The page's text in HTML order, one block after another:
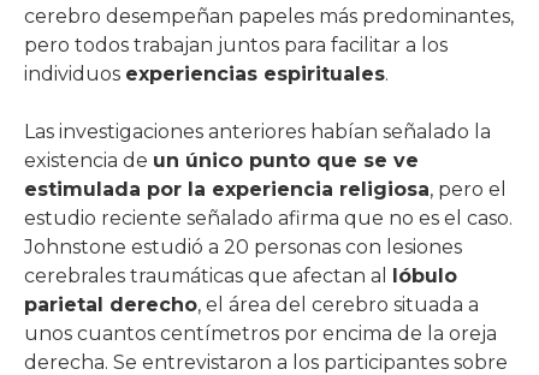
cerebro desempeñan papeles más predominantes,
pero todos trabajan juntos para facilitar a los
individuos experiencias espirituales.
Las investigaciones anteriores habían señalado la
existencia de un único punto que se ve
estimulada por la experiencia religiosa, pero el
estudio reciente señalado afirma que no es el caso.
Johnstone estudió a 20 personas con lesiones
cerebrales traumáticas que afectan al lóbulo
parietal derecho, el área del cerebro situada a
unos cuantos centímetros por encima de la oreja
derecha. Se entrevistaron a los participantes sobre